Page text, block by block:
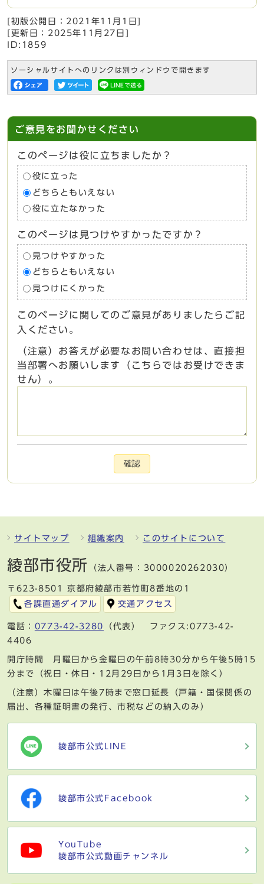
[初版公開日： 2021年11月1日
[更新日： 2025年11月27日
ID:1859
ソーシャルサイトへのリンクは別ウィンドウで開きます
ご意見をお聞かせください
このページは役に立ちましたか？
役に立った
どちらともいえない
役に立たなかった
このページは見つけやすかったですか？
見つけやすかった
どちらともいえない
見つけにくかった
このページに関してのご意見がありましたらご記
入ください。
（注意）お答えが必要なお問い合わせは、直接担
当部署へお願いします（こちらではお受けできま
せん）。
確認
サイトマップ 組織案内 このサイトについて
綾部市役所 （法人番号：3000020262030）
〒623-8501 京都府綾部市若竹町8番地の1
各課直通ダイアル
交通アクセス
電話： 0773-42-3280
（代表） ファクス:0773-42-
4406
開庁時間 月曜日から金曜日の午前8時30分から午後5時15
分まで（祝日・休日・12月29日から1月3日を除く）
（注意）木曜日は午後7時まで窓口延長（戸籍・国保関係の
届出、各種証明書の発行、市税などの納入のみ）
綾部市公式LINE
綾部市公式Facebook
YouTube
綾部市公式動画チャンネル